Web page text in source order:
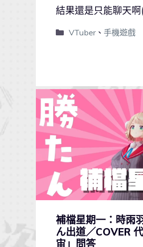
結果還是只能聊天
VTuber、 手機遊戲
補檔星期一：時雨
ん出道／COVER
宙」問答